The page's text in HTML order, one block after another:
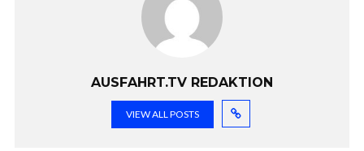
AUSFAHRT.TV REDAKTION
VIEW ALL POSTS